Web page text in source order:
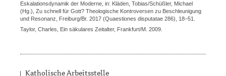
Eskalations­dynamik der Moderne, in: Kläden, Tobias/‌Schüßler, Michael
(Hg.), Zu schnell für Gott? Theologische Kontro­versen zu Beschleunigung
und Reso­nanz, Freiburg/Br. 2017 (Quaestiones disputatae 286), 18–51.
Taylor, Charles, Ein säkulares Zeital­ter, Frankfurt/M. 2009.
Katholische Arbeitsstelle